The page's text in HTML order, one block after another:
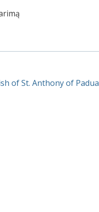
of St. Anthony of Padua